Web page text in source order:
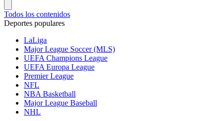
Todos los contenidos
Deportes populares
LaLiga
Major League Soccer (MLS)
UEFA Champions League
UEFA Europa League
Premier League
NFL
NBA Basketball
Major League Baseball
NHL